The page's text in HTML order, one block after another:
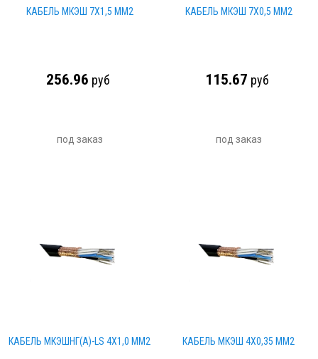
КАБЕЛЬ МКЭШ 7Х1,5 ММ2
256.96 руб
под заказ
КАБЕЛЬ МКЭШ 7Х0,5 ММ2
115.67 руб
под заказ
КАБЕЛЬ МКЭШНГ(А)-LS 4Х1,0 ММ2 КАБЕЛЬ МКЭШ 4Х0,35 ММ2